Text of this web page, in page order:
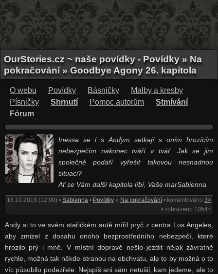
OurStories.cz ~ naše povídky - Povídky » Na
pokračování » Goodbye Agony 26. kapitola
O webu Povídky Básničky
Malby a kresby
Písničky
Shrnutí Pomoc autorům
Stmívání
Fórum
Inessa se i s Andym setkají s oním hrozícím
nebezpečím nakonec tváří v tvář. Jak se jim
společně podaří vyřešit takovou nesnadnou
situaci?
Ať se Vám další kapitola líbí, Vaše marSabienna
16.10.2019 (12:00) •Sabienna • Povídky » Na pokračování • komentováno3×
• zobrazeno 1054×
Andy si to ve svém stařičkém autě mířil pryč z centra Los Angeles,
aby zmizel z dosahu onoho bezprostředního nebezpečí, které
hrozilo prý i mně. V místní dopravě nešlo jezdit nějak závratně
rychle, možná tak někde stranou na obchvatu, ale to by možná o to
víc působilo podezřele. Nejspíš ani sám netušil, kam jedeme, ale to